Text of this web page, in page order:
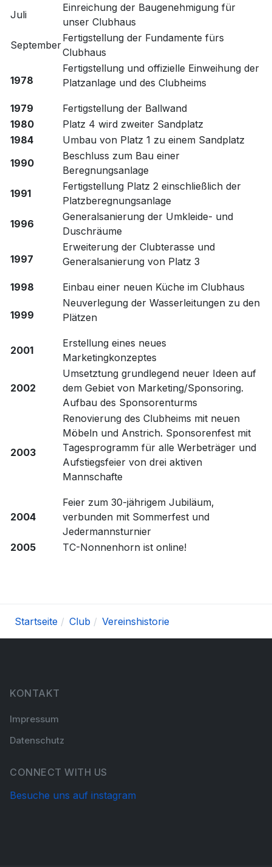
Juli
Einreichung der Baugenehmigung für
unser Clubhaus
September
Fertigstellung der Fundamente fürs
Clubhaus
1978
Fertigstellung und offizielle Einweihung der
Platzanlage und des Clubheims
1979
Fertigstellung der Ballwand
1980
Platz 4 wird zweiter Sandplatz
1984
Umbau von Platz 1 zu einem Sandplatz
1990
Beschluss zum Bau einer
Beregnungsanlage
1991
Fertigstellung Platz 2 einschließlich der
Platzberegnungsanlage
1996
Generalsanierung der Umkleide- und
Duschräume
1997
Erweiterung der Clubterasse und
Generalsanierung von Platz 3
1998 Einbau einer neuen Küche im Clubhaus
1999
Neuverlegung der Wasserleitungen zu den
Plätzen
2001
Erstellung eines neues
Marketingkonzeptes
2002
Umsetztung grundlegend neuer Ideen auf
dem Gebiet von Marketing/Sponsoring.
Aufbau des Sponsorenturms
2003
Renovierung des Clubheims mit neuen
Möbeln und Anstrich. Sponsorenfest mit
Tagesprogramm für alle Werbeträger und
Aufstiegsfeier von drei aktiven
Mannschafte
2004
Feier zum 30-jährigem Jubiläum,
verbunden mit Sommerfest und
Jedermannsturnier
2005
TC-Nonnenhorn ist online!
Startseite Club Vereinshistorie
KONTAKT
Impressum
Datenschutz
CONNECT WITH US
Besuche uns auf instagram